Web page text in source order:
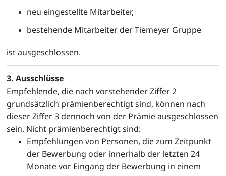
neu eingestellte Mitarbeiter,
bestehende Mitarbeiter der Tiemeyer Gruppe
ist ausgeschlossen.
3. Ausschlüsse
Empfehlende, die nach vorstehender Ziffer 2
grundsätzlich prämienberechtigt sind, können nach
dieser Ziffer 3 dennoch von der Prämie ausgeschlossen
sein. Nicht prämienberechtigt sind:
Empfehlungen von Personen, die zum Zeitpunkt
der Bewerbung oder innerhalb der letzten 24
Monate vor Eingang der Bewerbung in einem